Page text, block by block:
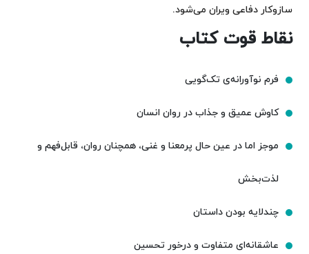
سازوکار دفاعی ویران می‌شود.
نقاط قوت کتاب
فرم نوآورانه‌ی تک‌گویی
کاوش عمیق و جذاب در روان انسان
موجز اما در عین حال پرمعنا و غنی، همچنان روان، قابل‌فهم و
لذت‌بخش
چندلایه بودن داستان
عاشقانه‌ای متفاوت و درخور تحسین